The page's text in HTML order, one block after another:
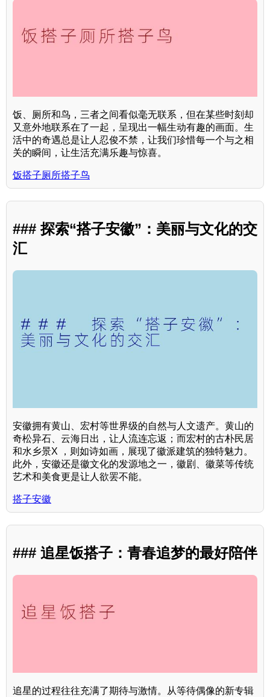
饭、厕所和鸟，三者之间看似毫无联系，但在某些时刻却
又意外地联系在了一起，呈现出一幅生动有趣的画面。生
活中的奇遇总是让人忍俊不禁，让我们珍惜每一个与之相
关的瞬间，让生活充满乐趣与惊喜。
饭搭子厕所搭子鸟
### 探索“搭子安徽”：美丽与文化的交
汇
安徽拥有黄山、宏村等世界级的自然与人文遗产。黄山的
奇松异石、云海日出，让人流连忘返；而宏村的古朴民居
和水乡景X ，则如诗如画，展现了徽派建筑的独特魅力。
此外，安徽还是徽文化的发源地之一，徽剧、徽菜等传统
艺术和美食更是让人欲罢不能。
搭子安徽
### 追星饭搭子：青春追梦的最好陪伴
追星的过程往往充满了期待与激情。从等待偶像的新专辑